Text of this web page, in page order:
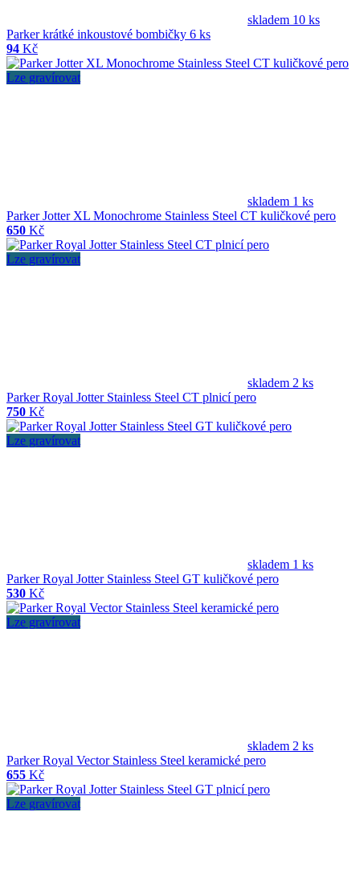
skladem 10 ks
Parker krátké inkoustové bombičky 6 ks
94 Kč
Lze gravírovat
skladem 1 ks
Parker Jotter XL Monochrome Stainless Steel CT kuličkové pero
650 Kč
Lze gravírovat
skladem 2 ks
Parker Royal Jotter Stainless Steel CT plnicí pero
750 Kč
Lze gravírovat
skladem 1 ks
Parker Royal Jotter Stainless Steel GT kuličkové pero
530 Kč
Lze gravírovat
skladem 2 ks
Parker Royal Vector Stainless Steel keramické pero
655 Kč
Lze gravírovat